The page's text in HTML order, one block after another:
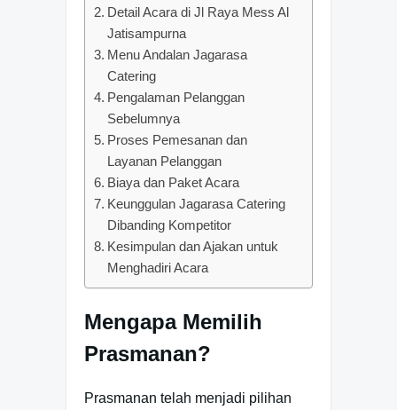
Detail Acara di Jl Raya Mess Al
Jatisampurna
Menu Andalan Jagarasa
Catering
Pengalaman Pelanggan
Sebelumnya
Proses Pemesanan dan
Layanan Pelanggan
Biaya dan Paket Acara
Keunggulan Jagarasa Catering
Dibanding Kompetitor
Kesimpulan dan Ajakan untuk
Menghadiri Acara
Mengapa Memilih
Prasmanan?
Prasmanan telah menjadi pilihan